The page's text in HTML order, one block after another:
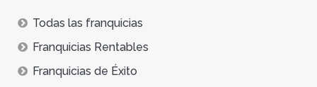
Todas las franquicias
Franquicias Rentables
Franquicias de Éxito